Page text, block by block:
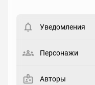
Статус
Уведомления
Персонажи
Авторы